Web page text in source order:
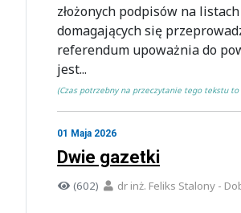
złożonych podpisów na listach
domagających się
referendum upoważnia do
jest...
(Czas potrzebny na przeczytanie tego tekstu to
01 Maja 2026
Dwie gazetki
(602) dr inż. Feliks Stalony -